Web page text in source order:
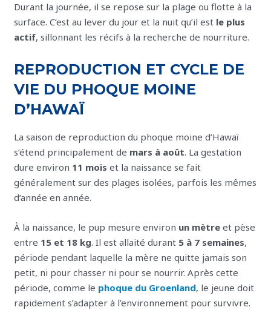
Durant la journée, il se repose sur la plage ou flotte à la
surface. C’est au lever du jour et la nuit qu’il est le plus
actif, sillonnant les récifs à la recherche de nourriture.
REPRODUCTION ET CYCLE DE
VIE DU PHOQUE MOINE
D’HAWAÏ
La saison de reproduction du phoque moine d’Hawaï
s’étend principalement de mars à août. La gestation
dure environ 11 mois et la naissance se fait
généralement sur des plages isolées, parfois les mêmes
d’année en année.
À la naissance, le pup mesure environ un mètre et pèse
entre 15 et 18 kg. Il est allaité durant 5 à 7 semaines,
période pendant laquelle la mère ne quitte jamais son
petit, ni pour chasser ni pour se nourrir. Après cette
période, comme le phoque du Groenland, le jeune doit
rapidement s’adapter à l’environnement pour survivre.